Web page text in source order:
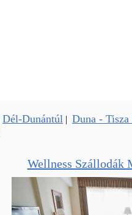
Dél-Dunántúl | Duna - Tisza
Wellness Szállodák